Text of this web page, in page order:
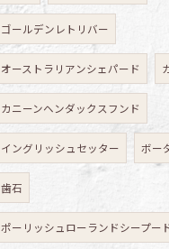
ゴールデンレトリバー
オーストラリアンシェパード
カニーンヘンダックスフンド
イングリッシュセッター ボー
歯石
ポーリッシュローランドシープー